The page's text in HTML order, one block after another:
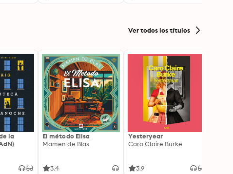
Ver todos los títulos
la
El método Elisa
Mamen de Blas
3.4
Yesteryear
Caro Claire Burke
3.9